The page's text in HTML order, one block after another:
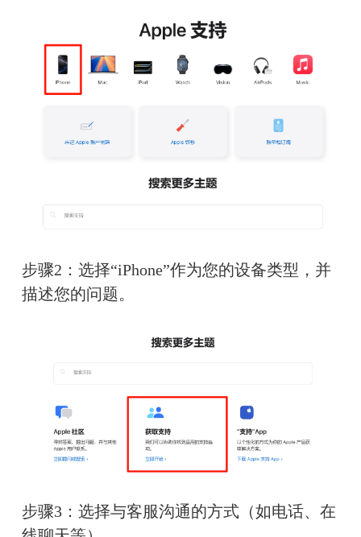
步骤2：选择“iPhone”作为您的设备类型，并
描述您的问题。
步骤3：选择与客服沟通的方式（如电话、在